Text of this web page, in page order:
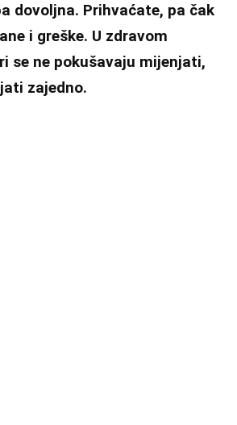
dovoljna. Prihvaćate, pa čak
i greške. U zdravom
se ne pokušavaju mijenjati,
zajedno.